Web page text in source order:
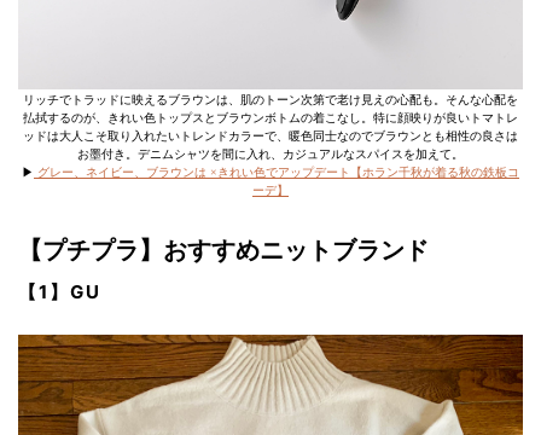
リッチでトラッドに映えるブラウンは、肌のトーン次第で老け見えの心配も。そんな心配を
払拭するのが、きれい色トップスとブラウンボトムの着こなし。特に顔映りが良いトマトレ
ッドは大人こそ取り入れたいトレンドカラーで、暖色同士なのでブラウンとも相性の良さは
お墨付き。デニムシャツを間に入れ、カジュアルなスパイスを加えて。
▶︎ グレー、ネイビー、ブラウンは ×きれい色でアップデート【ホラン千秋が着る秋の鉄板コ
ーデ】
【プチプラ】おすすめニットブランド
【1】GU